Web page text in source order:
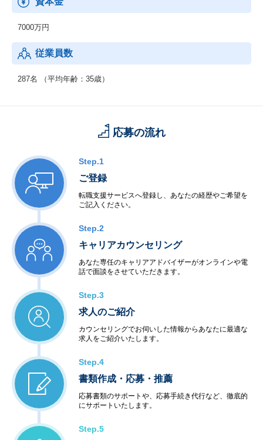
7000万円
従業員数
287名 （平均年齢：35歳）
応募の流れ
Step.1
ご登録
転職支援サービスへ登録し、あなたの経歴やご希望を
ご記入ください。
Step.2
キャリアカウンセリング
あなた専任のキャリアアドバイザーがオンラインや電
話で面談をさせていただきます。
Step.3
求人のご紹介
カウンセリングでお伺いした情報からあなたに最適な
求人をご紹介いたします。
Step.4
書類作成・応募・推薦
応募書類のサポートや、応募手続き代行など、徹底的
にサポートいたします。
Step.5